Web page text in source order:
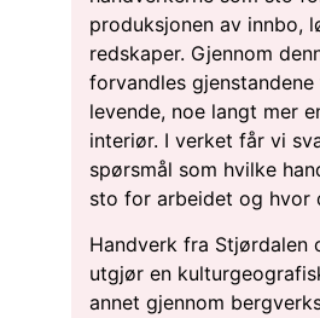
produksjonen av innbo,
redskaper. Gjennom
forvandles
levende, noe langt mer
interiør. I verket får vi
spørsmål som hvilke
sto for arbeidet og hvor
Handverk fra Stjørdalen
utgjør en
annet gjennom